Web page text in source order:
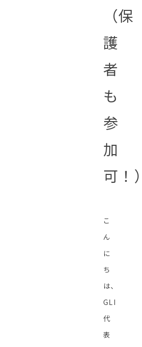
（保
護
者
も
参
加
可！）
こ
ん
に
ち
は、
GLI
代
表